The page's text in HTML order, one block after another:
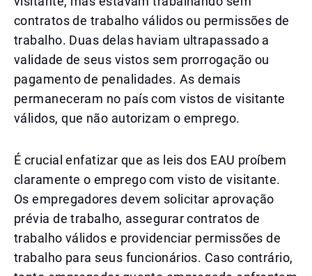
contratos de trabalho válidos ou permissões de
trabalho. Duas delas haviam ultrapassado a
validade de seus vistos sem prorrogação ou
pagamento de penalidades. As demais
permaneceram no país com vistos de visitante
válidos, que não autorizam o emprego.
É crucial enfatizar que as leis dos EAU proíbem
claramente o emprego com visto de visitante.
Os empregadores devem solicitar aprovação
prévia de trabalho, assegurar contratos de
trabalho válidos e providenciar permissões de
trabalho para seus funcionários. Caso contrário,